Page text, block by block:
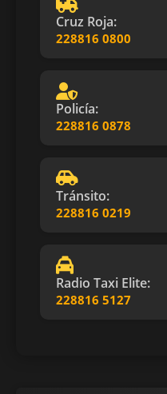
Cruz Roja:
228816 0800
Policía:
228816 0878
Tránsito:
228816 0219
Radio Taxi Elite:
228816 5127